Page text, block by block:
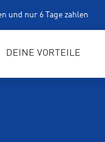
und nur 6 Tage zahlen
DEINE VORTEILE